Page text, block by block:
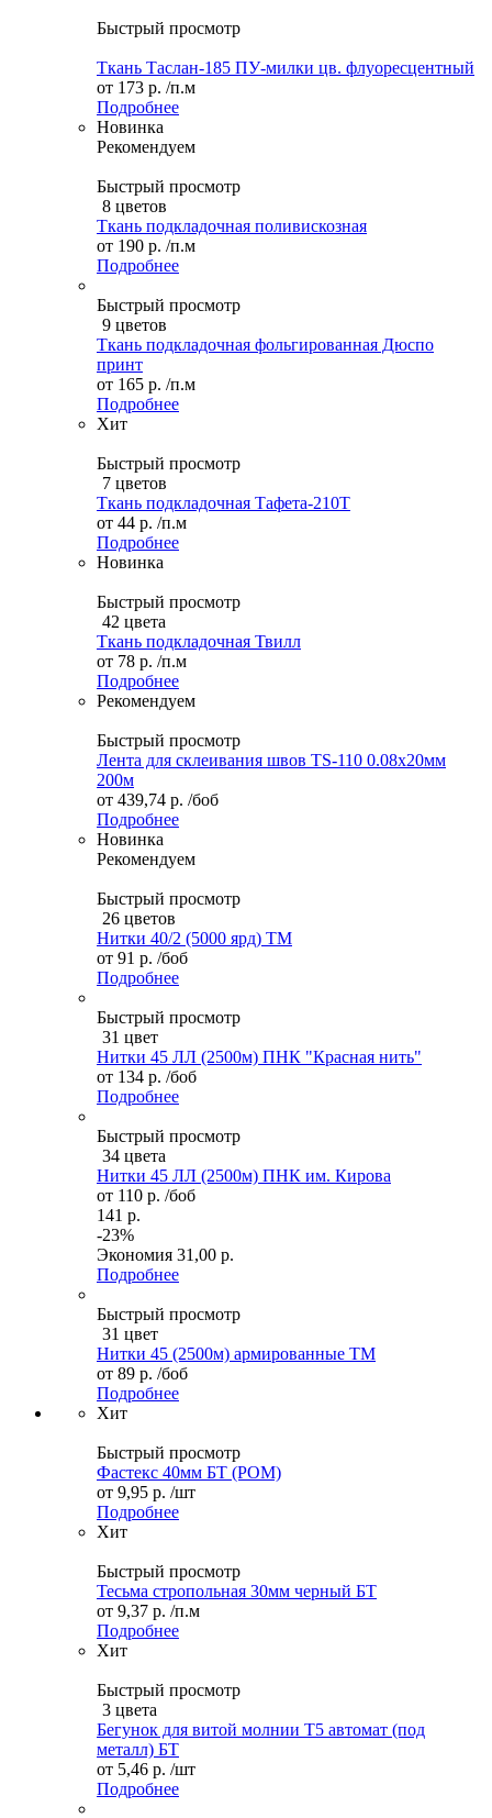
Быстрый просмотр
Ткань Таслан-185 ПУ-милки цв. флуоресцентный
от 173 р. /п.м
Подробнее
Новинка
Рекомендуем
Быстрый просмотр
8 цветов
Ткань подкладочная поливискозная
от 190 р. /п.м
Подробнее
Быстрый просмотр
9 цветов
Ткань подкладочная фольгированная Дюспо
принт
от 165 р. /п.м
Подробнее
Хит
Быстрый просмотр
7 цветов
Ткань подкладочная Тафета-210T
от 44 р. /п.м
Подробнее
Новинка
Быстрый просмотр
42 цвета
Ткань подкладочная Твилл
от 78 р. /п.м
Подробнее
Рекомендуем
Быстрый просмотр
Лента для склеивания швов TS-110 0.08х20мм
200м
от 439,74 р. /боб
Подробнее
Новинка
Рекомендуем
Быстрый просмотр
26 цветов
Нитки 40/2 (5000 ярд) ТМ
от 91 р. /боб
Подробнее
Быстрый просмотр
31 цвет
Нитки 45 ЛЛ (2500м) ПНК "Красная нить"
от 134 р. /боб
Подробнее
Быстрый просмотр
34 цвета
Нитки 45 ЛЛ (2500м) ПНК им. Кирова
от 110 р. /боб
141 р.
-23%
Экономия 31,00 р.
Подробнее
Быстрый просмотр
31 цвет
Нитки 45 (2500м) армированные ТМ
от 89 р. /боб
Подробнее
Хит
Быстрый просмотр
Фастекс 40мм БТ (POM)
от 9,95 р. /шт
Подробнее
Хит
Быстрый просмотр
Тесьма стропольная 30мм черный БТ
от 9,37 р. /п.м
Подробнее
Хит
Быстрый просмотр
3 цвета
Бегунок для витой молнии Т5 автомат (под
металл) БТ
от 5,46 р. /шт
Подробнее